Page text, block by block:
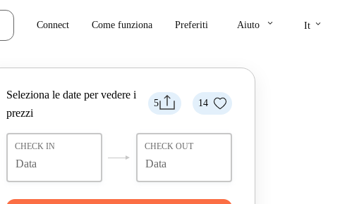
Connect Come funziona Preferiti Aiuto keyboard_arrow_down It keyboard_arrow_down
5 14
Seleziona le date per vedere i
prezzi
CHECK IN CHECK OUT